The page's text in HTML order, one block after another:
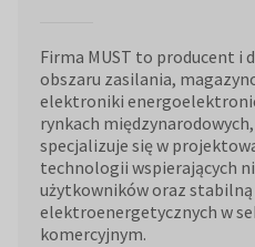
Firma MUST to producent i
obszaru zasilania,
elektroniki
rynkach
specjalizuje się w
technologii wspierających
użytkowników oraz
elektroenergetycznych w
komercyjnym.